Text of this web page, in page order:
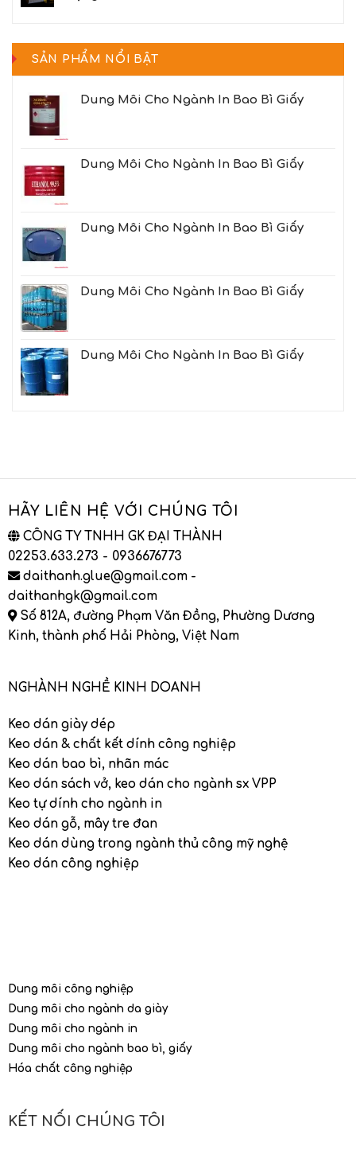
SẢN PHẨM NỔI BẬT
Dung Môi Cho Ngành In Bao Bì Giấy
Dung Môi Cho Ngành In Bao Bì Giấy
Dung Môi Cho Ngành In Bao Bì Giấy
Dung Môi Cho Ngành In Bao Bì Giấy
Dung Môi Cho Ngành In Bao Bì Giấy
HÃY LIÊN HỆ VỚI CHÚNG TÔI
CÔNG TY TNHH GK ĐẠI THÀNH
02253.633.273 - 0936676773
daithanh.glue@gmail.com -
daithanhgk@gmail.com
Số 812A, đường Phạm Văn Đồng, Phường Dương
Kinh, thành phố Hải Phòng, Việt Nam
NGHÀNH NGHỀ KINH DOANH
Keo dán giày dép
Keo dán & chất kết dính công nghiệp
Keo dán bao bì, nhãn mác
Keo dán sách vở, keo dán cho ngành sx VPP
Keo tự dính cho ngành in
Keo dán gỗ, mây tre đan
Keo dán dùng trong ngành thủ công mỹ nghệ
Keo dán công nghiệp
Dung môi công nghiệp
Dung môi cho ngành da giày
Dung môi cho ngành in
Dung môi cho ngành bao bì, giấy
Hóa chất công nghiệp
KẾT NỐI CHÚNG TÔI